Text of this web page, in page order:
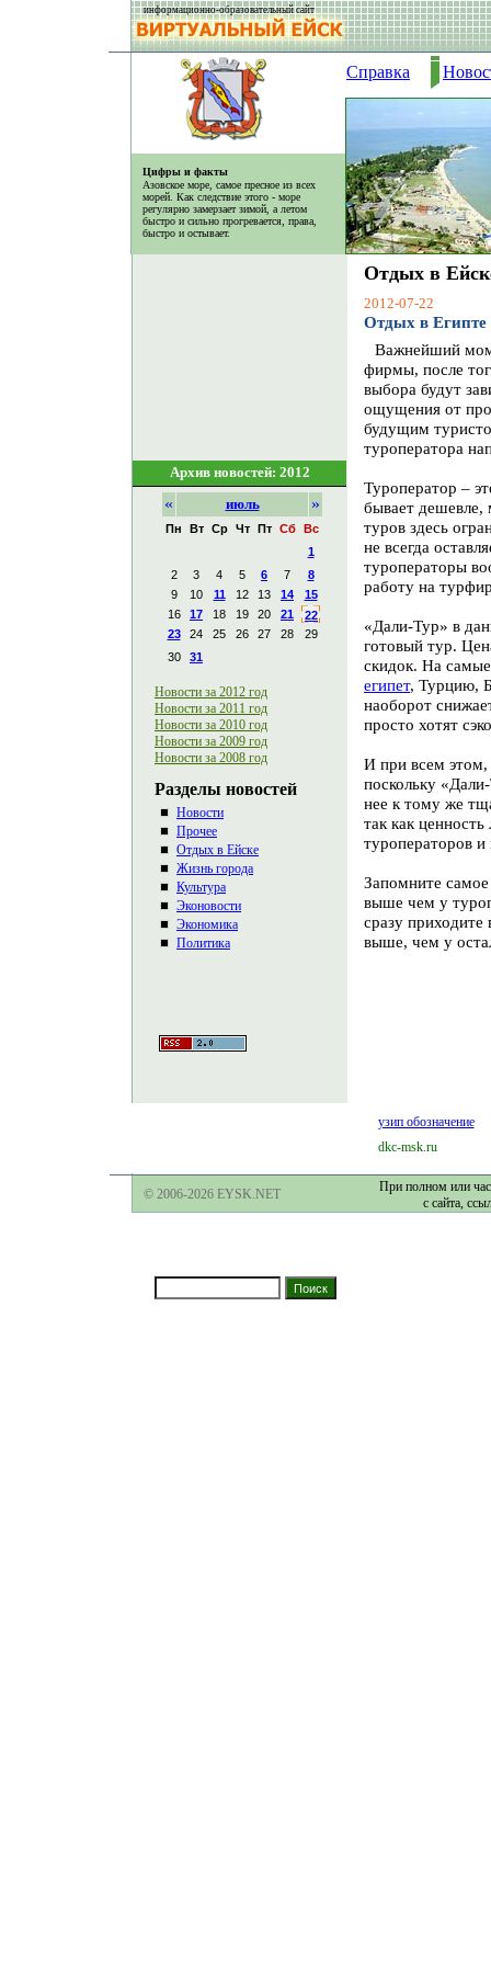
информационно-образовательный сайт
Цифры и факты
Азовское море, самое пресное из всех
морей. Как следствие этого - море
регулярно замерзает зимой, а летом
быстро и сильно прогревается, права,
быстро и остывает.
Справка
Отдых в
2012-07-22
Отдых в Египте
Важнейший
фирмы, после
выбора будут
ощущения от
будущим
туроператора
Туроператор –
бывает дешевле,
туров здесь
не всегда
туроператоры
работу на
«Дали-Тур» в
готовый тур.
скидок. На
египет, Турцию,
наоборот
просто хотят
И при всем этом,
поскольку
нее к тому же
так как
туроператоров
Запомните
выше чем у
сразу
выше, чем у
Архив новостей: 2012
« июль »
Пн Вт Ср Чт Пт Сб
Вс
1
2
3 4 5 6 7
8
9
10 11 12 13 14
15
16
17 18 19 20 21
22
23
24 25 26 27 28
29
30
31
Новости за 2012 год
Новости за 2011 год
Новости за 2010 год
Новости за 2009 год
Новости за 2008 год
Разделы новостей
Новости
Прочее
Отдых в Ейске
Жизнь города
Культура
Эконовости
Экономика
Политика
узип обозначение
dkc-msk.ru
© 2006-2026 EYSK.NET
При полном или
с сайта,